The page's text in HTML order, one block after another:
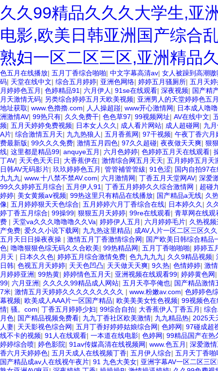
久久99精品久久久大学生,亚
电影,欧美日韩亚洲国产综合
熟妇一区二区三区,亚洲精品
色五月在线播放| 五月丁香综合啪啪| 中文字幕高清av| 女人被躁到高潮
码| 天堂在线中文| 综合五月婷婷| 亚洲色网络| 婷婷五月骚厕所| 五月天
月婷婷色五月 | 色婷精品91 | 六月伊人 | 91se在线观看| 深夜视频| 国产精
月天激情无码| 另类综合婷婷五月天欧美视频| 亚洲男人的天堂婷婷色五
地址获取| www.色擼擼.com| 人人操超踫| www开心激情网| 日本成人噜噜
洲激情AV| 99热只有| 久久免费干| 色色草97| 99视频网址| AV在线中文|
频| 五月天婷婷免费视频| 日本女人久久 | 成人看片网站| 成人超碰网| 九
A片| 综合激情五月天| 九九热狼人 | 五月香蕉网| 97干视频| 午夜丁香六月
费最新版| 99久久久免费| 激情五月四色| 97久久超碰| 夜夜做天天爽| 狠
线| 这里都是精品99| anquye五月 | 六月色婷婷| 色婷婷五月天在线观看|
丁AV| 天天色天天日| 大香蕉伊在| 激情综合网五月天天| 五月婷婷五月天
日韩AV无码影片| 玖玖婷婷色五月 | 管管補管管紱| 91色涩| 国内自拍97在
九九九| www.十八禁不禁AV.com| 六月激情网| 丁香五月天堂网AV| 深爱
99久久婷婷五月综合| 五月伊人91 | 丁香五月婷婷久久综合激情网 | 超碰
婷婷| 美女黄频aⅴ视频| 99热这里只有精品在线播放| 国产精品a无线| 久
像| 五月婷婷狠天天色综合| 五月婷婷六月丁香综合在线| 日本婷久久 | 久
婷丁香五月综合| 99操99| 狠狠五月天婷婷| 99re在线观看| 青草网在线观
费 | 天堂va久久久噜噜噜久久Va| 婷婷伊人五月 | 六月婷婷毛片| 久热视
产免费| 爱久久小说下载网| 九九热这里精品| 成AV人片一区二区三区久久
五月天日日操夜夜操 | 激情五月丁香激情综合网| 国产欧美日韩综合精品
色| 噜噜狠狠色综无码久久合欧美| 99热精品网| 五月丁香啪啪啪| 婷婷五
月天 | 日本久久色| 婷婷五月综合激情免费| 色九九九九| 久久9精品视频|
日韩| 色视五月天婷婷| 天天色凹凸| 天天做天天爽| 9久热| 色情婷婷| 激
月婷婷亚洲| 99热黄| 婷婷情色五月天| 亚洲视频在线观看99| 婷婷黄色网
99| 六月亚洲| 久久久久99精品成人网站| 五月天亭亭俺也| 国产精品激情
7米| 激情五月天婷婷久久久久久久久久久 | www.粉嫩av.com| 色婷婷色
幕视频| 欧美成人AAA片一区国产精品| 欧美美美女性色视频| 99视频色
情| 骚。com| 丁香五月婷婷少妇| 99综合自拍| 大香蕉伊人丁香五月 | 综
月色| 国产精品视频免费看| 九九丁香社区欧美激情| 九九精品热| 2025天
人妻| 天天影视色综合网| 五月丁香好婷婷姑娘综合网| 色婷网| 97碰成超
线不卡的视频| 91人在线观看| 一本道在线电影| 色婷网| 99精品国产在热
婷婷综合喷| 婷色影院| 91av传媒高清在线视频网| www.色五月 | 深爱激
香六月天婷婷色| 五月天成人在线视频丁香| 五月伊人综合| 五月天丁香啪
国产精品成av人在线视午夜片| 91 九色大美女| 亚洲字幕AV一区二区三